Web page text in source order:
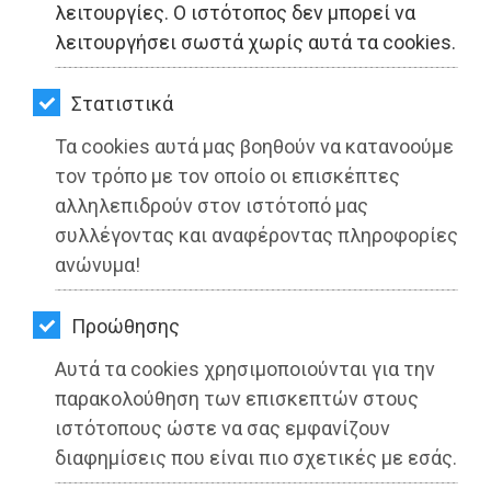
λειτουργίες. Ο ιστότοπος δεν μπορεί να
λειτουργήσει σωστά χωρίς αυτά τα cookies.
Στατιστικά
Τα cookies αυτά μας βοηθούν να κατανοούμε
τον τρόπο με τον οποίο οι επισκέπτες
αλληλεπιδρούν στον ιστότοπό μας
συλλέγοντας και αναφέροντας πληροφορίες
ανώνυμα!
Προώθησης
Αυτά τα cookies χρησιμοποιούνται για την
παρακολούθηση των επισκεπτών στους
ιστότοπους ώστε να σας εμφανίζουν
διαφημίσεις που είναι πιο σχετικές με εσάς.
ΚΗΠΟΣ
ΥΓΕΙΑ
LIFESTYLE
ΤΑΞΙΔΙΑ
ΕΞΟΔΟΣ
ΠΕΡΙΒΑΛΛΟΝ
ΚΑΤΟΙΚΙΔΙΟ
ΑΓΓΕΛΙΕΣ
ΕΦΗΜΕΡΙΔΕΣ
OΔΗΓΟΣ
ΑΓΟΡΑΣ
Περιφέρεια Αττικής: Ψηφίστηκε από
το ΠΕΣΥ η Στρατηγική Μελέτη
Περιβαλλοντικών Επιπτώσεων της
3ης Αναθεώρησης του ΠΕΣΔΑ
Διαβάστηκε 3297 φορές